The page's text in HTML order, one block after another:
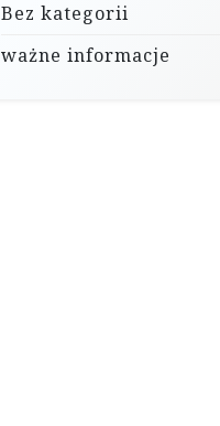
Bez kategorii
ważne informacje